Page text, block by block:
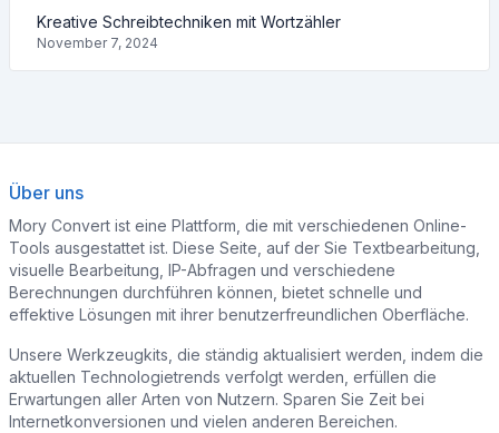
Kreative Schreibtechniken mit Wortzähler
November 7, 2024
Über uns
Mory Convert ist eine Plattform, die mit verschiedenen Online-
Tools ausgestattet ist. Diese Seite, auf der Sie Textbearbeitung,
visuelle Bearbeitung, IP-Abfragen und verschiedene
Berechnungen durchführen können, bietet schnelle und
effektive Lösungen mit ihrer benutzerfreundlichen Oberfläche.
Unsere Werkzeugkits, die ständig aktualisiert werden, indem die
aktuellen Technologietrends verfolgt werden, erfüllen die
Erwartungen aller Arten von Nutzern. Sparen Sie Zeit bei
Internetkonversionen und vielen anderen Bereichen.